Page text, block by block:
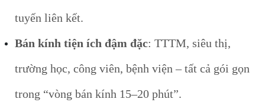
tuyến liên kết.
Bán kính tiện ích đậm đặc: TTTM, siêu thị,
trường học, công viên, bệnh viện – tất cả gói gọn
trong “vòng bán kính 15–20 phút”.